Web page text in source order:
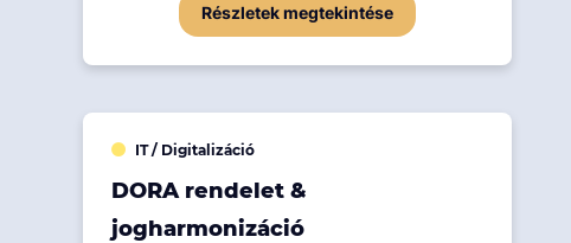
Részletek megtekintése
IT / Digitalizáció
DORA rendelet &
jogharmonizáció